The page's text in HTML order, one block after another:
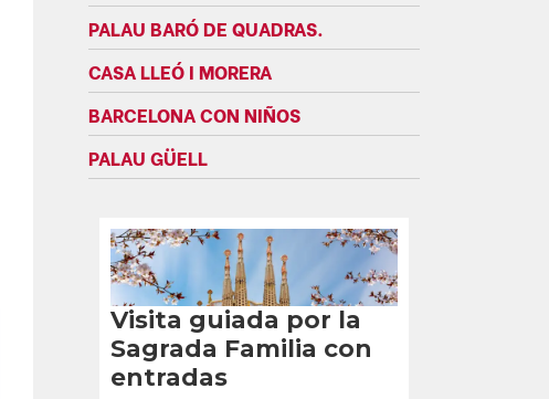
PALAU BARÓ DE QUADRAS.
CASA LLEÓ I MORERA
BARCELONA CON NIÑOS
PALAU GÜELL